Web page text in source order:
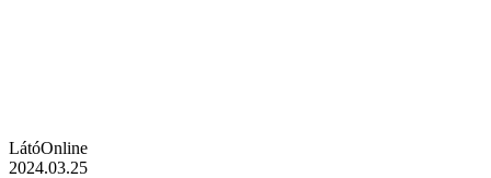
LátóOnline
2024.03.25